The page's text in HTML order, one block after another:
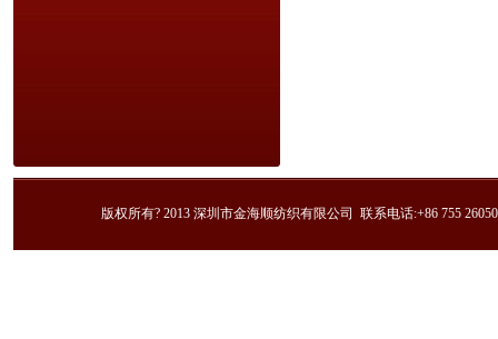
版权所有? 2013 深圳市金海顺纺织有限公司 联系电话:+86 755